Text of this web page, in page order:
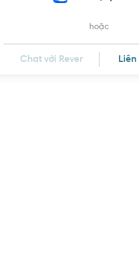
hoặc
Chat với Rever